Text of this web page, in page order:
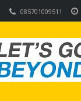
085701009511